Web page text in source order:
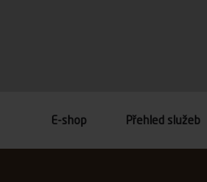
E-shop Přehled služeb